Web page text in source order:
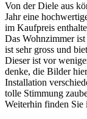
Von der Diele aus
Jahr eine
im Kaufpreis
Das Wohnzimmer
ist sehr gross und
Dieser ist vor
denke, die Bilder
Installation
tolle Stimmung
Weiterhin finden Sie